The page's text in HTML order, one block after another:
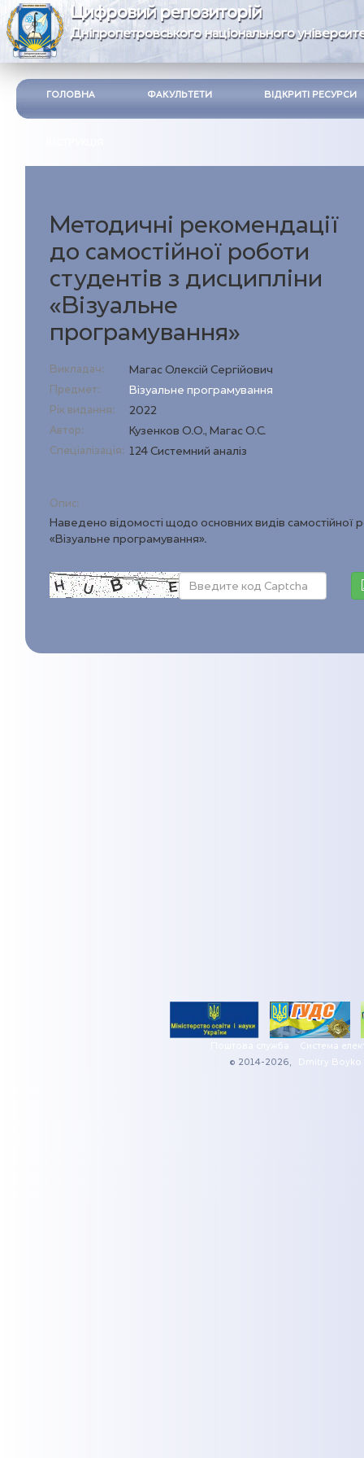
Цифровий репозиторій
Дніпропетровського національного
ГОЛОВНА ФАКУЛЬТЕТИ ВІДКРИТІ РЕСУРСИ
Методичні рекомендації
до самостійної роботи
студентів з дисципліни
«Візуальне
програмування»
Викладач: Магас Олексій Сергійович
Предмет: Візуальне програмування
Рік видання: 2022
Автор: Кузенков О.О., Магас О.С.
Спеціалізація: 124 Системний аналіз
Опис:
Наведено відомості щодо основних видів самостійної
«Візуальне програмування».
Поштова служба
Система
© 2014-2026,
Dmitry Boyko